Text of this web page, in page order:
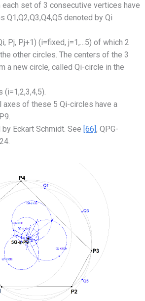
each set of 3 consecutive vertices have
Q1,Q2,Q3,Q4,Q5 denoted by Qi
Pj, Pj+1) (i=fixed, j=1,…5) of which 2
other circles. The centers of the 3
a new circle, called Qi-circle in the
(i=1,2,3,4,5).
axes of these 5 Qi-circles have a
Eckart Schmidt. See [66] , QPG-